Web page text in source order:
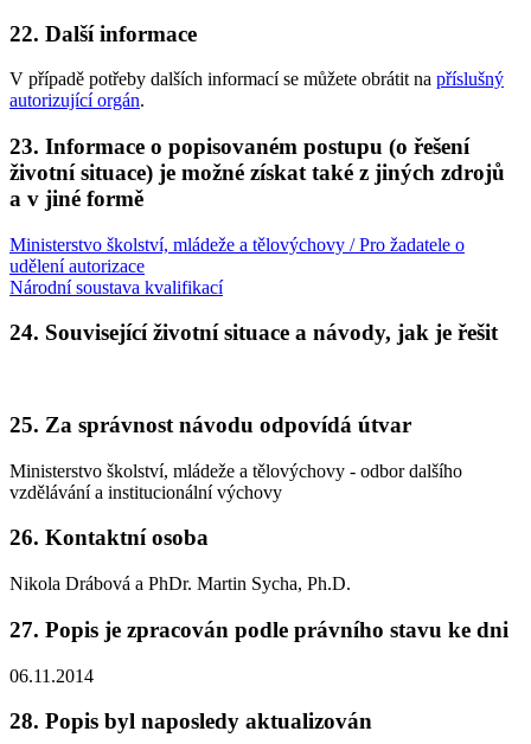
22. Další informace
V případě potřeby dalších informací se můžete obrátit na příslušný
autorizující orgán.
23. Informace o popisovaném postupu (o řešení
životní situace) je možné získat také z jiných zdrojů
a v jiné formě
Ministerstvo školství, mládeže a tělovýchovy / Pro žadatele o
udělení autorizace
Národní soustava kvalifikací
24. Související životní situace a návody, jak je řešit
25. Za správnost návodu odpovídá útvar
Ministerstvo školství, mládeže a tělovýchovy - odbor dalšího
vzdělávání a institucionální výchovy
26. Kontaktní osoba
Nikola Drábová a PhDr. Martin Sycha, Ph.D.
27. Popis je zpracován podle právního stavu ke dni
06.11.2014
28. Popis byl naposledy aktualizován